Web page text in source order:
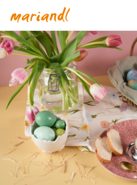
Montag
MONTAG
Dienstag
DIENSTAG
Mittwoch
MITTWOCH
Donnerstag
DONNERSTAG
Freitag
FREITAG
SAMSTAG